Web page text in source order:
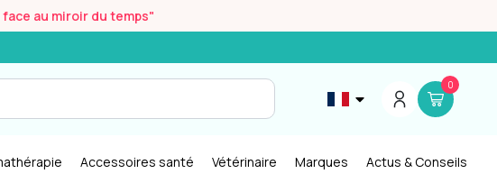
au miroir du temps"
0
Accessoires santé Vétérinaire Marques Actus & Conseils